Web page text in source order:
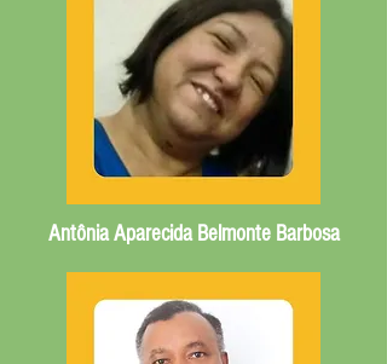
Antônia Aparecida Belmonte Barbosa